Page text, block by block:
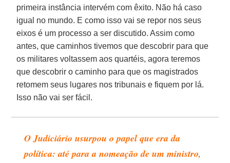
primeira instância intervém com êxito. Não há caso
igual no mundo. E como isso vai se repor nos seus
eixos é um processo a ser discutido. Assim como
antes, que caminhos tivemos que descobrir para que
os militares voltassem aos quartéis, agora teremos
que descobrir o caminho para que os magistrados
retomem seus lugares nos tribunais e fiquem por lá.
Isso não vai ser fácil.
O Judiciário usurpou o papel que era da
política: até para a nomeação de um ministro,